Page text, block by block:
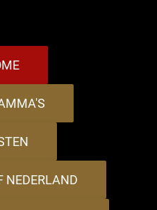
NEDERLAND